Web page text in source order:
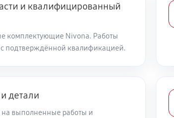
и квалифицированный
комплектующие Nivona. Работы
подтверждённой квалификацией.
детали
на выполненные работы и